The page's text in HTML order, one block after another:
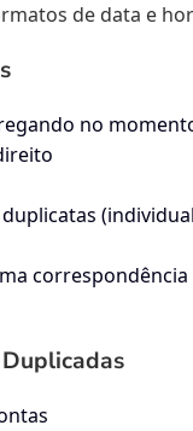
de data e
no
correspondência